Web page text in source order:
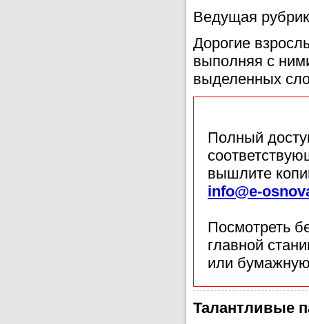
Ведущая
Дорогие
выполняя с
выделенных
Полный
вышлите
info@e-
Посмотреть
главной
или
Талантливые